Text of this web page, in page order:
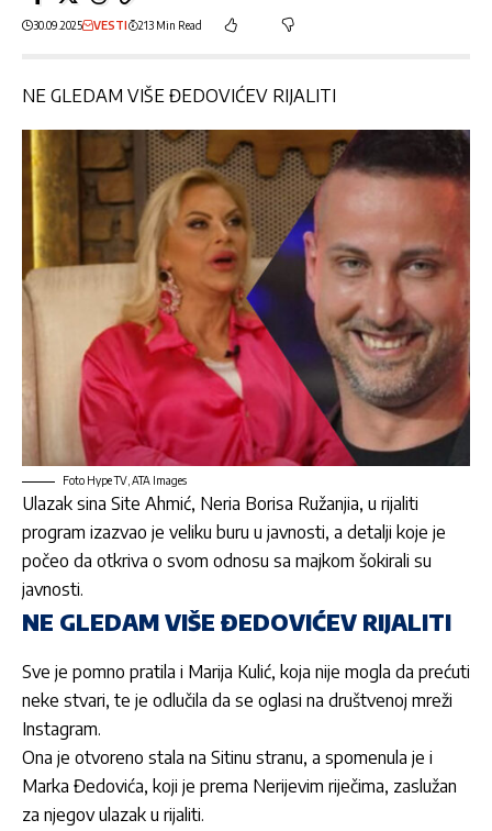
30.09.2025 VESTI 213 Min Read
NE GLEDAM VIŠE ĐEDOVIĆEV RIJALITI
Foto Hype TV, ATA Images
Ulazak sina Site Ahmić, Neria Borisa Ružanjia, u rijaliti
program izazvao je veliku buru u javnosti, a detalji koje je
počeo da otkriva o svom odnosu sa majkom šokirali su
javnosti.
NE GLEDAM VIŠE ĐEDOVIĆEV RIJALITI
Sve je pomno pratila i Marija Kulić, koja nije mogla da prećuti
neke stvari, te je odlučila da se oglasi na društvenoj mreži
Instagram.
Ona je otvoreno stala na Sitinu stranu, a spomenula je i
Marka Đedovića, koji je prema Nerijevim riječima, zaslužan
za njegov ulazak u rijaliti.